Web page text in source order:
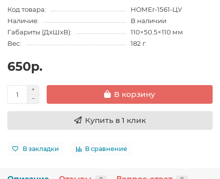
Код товара:
HOMEr-1561-ЦУ
Наличие:
В наличии
Габариты (ДхШхВ):
110×50.5×110 мм
Вес:
182 г
650р.
В корзину
Купить в 1 клик
В закладки В сравнение